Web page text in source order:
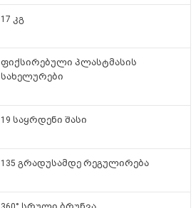
17 კგ
ფიქსირებული პლასტმასის
სახელურები
19 საყრდენი შასი
135 გრადუსამდე რეგულირება